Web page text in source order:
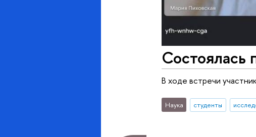
Состоялась
В ходе встречи
Наука студенты